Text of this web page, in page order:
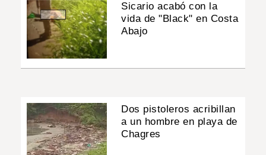
Sicario acabó con la
vida de "Black" en Costa
Abajo
Dos pistoleros acribillan
a un hombre en playa de
Chagres